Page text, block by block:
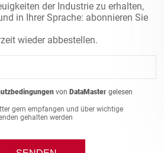
der Industrie zu erhalten,
in Ihrer Sprache: abonnieren Sie
wieder abbestellen.
von DataMaster gelesen
gern empfangen und über wichtige
gehalten werden